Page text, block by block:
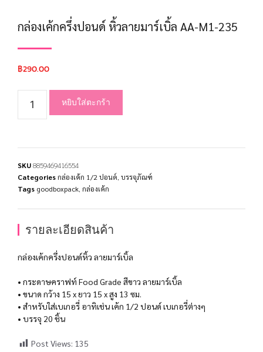
กล่องเค้กครึ่งปอนด์ หิ้วลายมาร์เบิ้ล AA-M1-235
฿290.00
หยิบใส่ตะกร้า
SKU8859469416554
Categoriesกล่องเค้ก 1/2 ปอนด์ บรรจุภัณฑ์
Tags goodboxpack กล่องเค้ก
รายละเอียดสินค้า
กล่องเค้กครึ่งปอนด์หิ้ว ลายมาร์เบิ้ล
• กระดาษคราฟท์ Food Grade สีขาว ลายมาร์เบิ้ล
• ขนาด กว้าง 15 x ยาว 15 x สูง 13 ซม.
• สำหรับใส่เบเกอรี่ อาทิเช่น เค้ก 1/2 ปอนด์ เบเกอรี่ต่างๆ
• บรรจุ 20 ชิ้น
Post Views: 135